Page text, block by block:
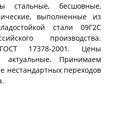
стальные, бесшовные,
выполненные из
стали 09Г2С
производства.
17378-2001. Цены
актуальные. Принимаем
нестандартных переходов